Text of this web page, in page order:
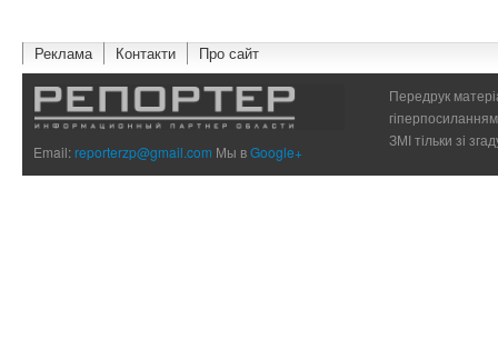
Реклама Контакти Про сайт
Email:reporterzp@gmail.com Мы вGoogle+
Передрук
ЗМІ тільки зі